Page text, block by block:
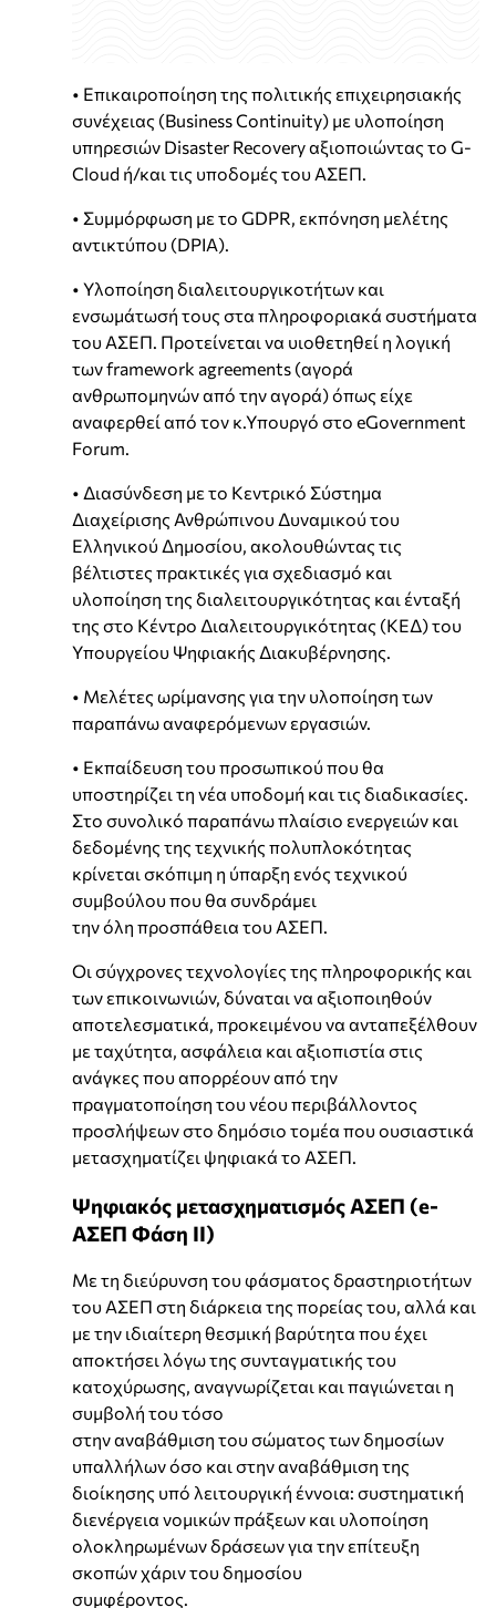
• Επικαιροποίηση της πολιτικής επιχειρησιακής
συνέχειας (Business Continuity) με υλοποίηση
υπηρεσιών Disaster Recovery αξιοποιώντας το G-
Cloud ή/και τις υποδομές του ΑΣΕΠ.
• Συμμόρφωση με το GDPR, εκπόνηση μελέτης
αντικτύπου (DPIA).
• Υλοποίηση διαλειτουργικοτήτων και
ενσωμάτωσή τους στα πληροφοριακά συστήματα
του ΑΣΕΠ. Προτείνεται να υιοθετηθεί η λογική
των framework agreements (αγορά
ανθρωπομηνών από την αγορά) όπως είχε
αναφερθεί από τον κ.Υπουργό στο eGovernment
Forum.
• Διασύνδεση με το Κεντρικό Σύστημα
Διαχείρισης Ανθρώπινου Δυναμικού του
Ελληνικού Δημοσίου, ακολουθώντας τις
βέλτιστες πρακτικές για σχεδιασμό και
υλοποίηση της διαλειτουργικότητας και ένταξή
της στο Κέντρο Διαλειτουργικότητας (ΚΕΔ) του
Υπουργείου Ψηφιακής Διακυβέρνησης.
• Μελέτες ωρίμανσης για την υλοποίηση των
παραπάνω αναφερόμενων εργασιών.
• Εκπαίδευση του προσωπικού που θα
υποστηρίζει τη νέα υποδομή και τις διαδικασίες.
Στο συνολικό παραπάνω πλαίσιο ενεργειών και
δεδομένης της τεχνικής πολυπλοκότητας
κρίνεται σκόπιμη η ύπαρξη ενός τεχνικού
συμβούλου που θα συνδράμει
την όλη προσπάθεια του ΑΣΕΠ.
Οι σύγχρονες τεχνολογίες της πληροφορικής και
των επικοινωνιών, δύναται να αξιοποιηθούν
αποτελεσματικά, προκειμένου να ανταπεξέλθουν
με ταχύτητα, ασφάλεια και αξιοπιστία στις
ανάγκες που απορρέουν από την
πραγματοποίηση του νέου περιβάλλοντος
προσλήψεων στο δημόσιο τομέα που ουσιαστικά
μετασχηματίζει ψηφιακά το ΑΣΕΠ.
Ψηφιακός μετασχηματισμός ΑΣΕΠ (e-
ΑΣΕΠ Φάση II)
Με τη διεύρυνση του φάσματος δραστηριοτήτων
του ΑΣΕΠ στη διάρκεια της πορείας του, αλλά και
με την ιδιαίτερη θεσμική βαρύτητα που έχει
αποκτήσει λόγω της συνταγματικής του
κατοχύρωσης, αναγνωρίζεται και παγιώνεται η
συμβολή του τόσο
στην αναβάθμιση του σώματος των δημοσίων
υπαλλήλων όσο και στην αναβάθμιση της
διοίκησης υπό λειτουργική έννοια: συστηματική
διενέργεια νομικών πράξεων και υλοποίηση
ολοκληρωμένων δράσεων για την επίτευξη
σκοπών χάριν του δημοσίου
συμφέροντος.